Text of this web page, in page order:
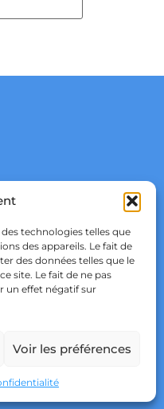
technologies telles que
des appareils. Le fait de
des données telles que le
site. Le fait de ne pas
un effet négatif sur
Voir les préférences